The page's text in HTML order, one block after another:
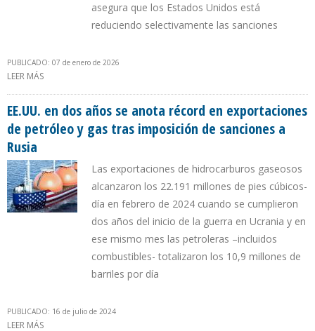
asegura que los Estados Unidos está
reduciendo selectivamente las sanciones
PUBLICADO: 07 de enero de 2026
LEER MÁS
EE.UU. en dos años se anota récord en exportaciones
de petróleo y gas tras imposición de sanciones a
Rusia
Las exportaciones de hidrocarburos gaseosos
alcanzaron los 22.191 millones de pies cúbicos-
día en febrero de 2024 cuando se cumplieron
dos años del inicio de la guerra en Ucrania y en
ese mismo mes las petroleras –incluidos
combustibles- totalizaron los 10,9 millones de
barriles por día
PUBLICADO: 16 de julio de 2024
LEER MÁS